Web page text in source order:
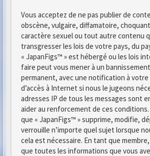
Vous acceptez de ne pas publier de
obscène, vulgaire, diffamatoire,
caractère sexuel ou tout autre contenu
transgresser les lois de votre pays, du
« JapanFigs™ » est hébergé ou les lois
faire peut vous mener à un
permanent, avec une notification à
d’accès à Internet si nous le jugeons
adresses IP de tous les messages sont
aider au renforcement de ces
que « JapanFigs™ » supprime, modifie,
verrouille n’importe quel sujet lorsque
cela est nécessaire. En tant que
que toutes les informations que vous